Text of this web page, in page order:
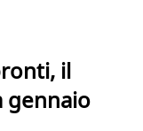
il
gennaio